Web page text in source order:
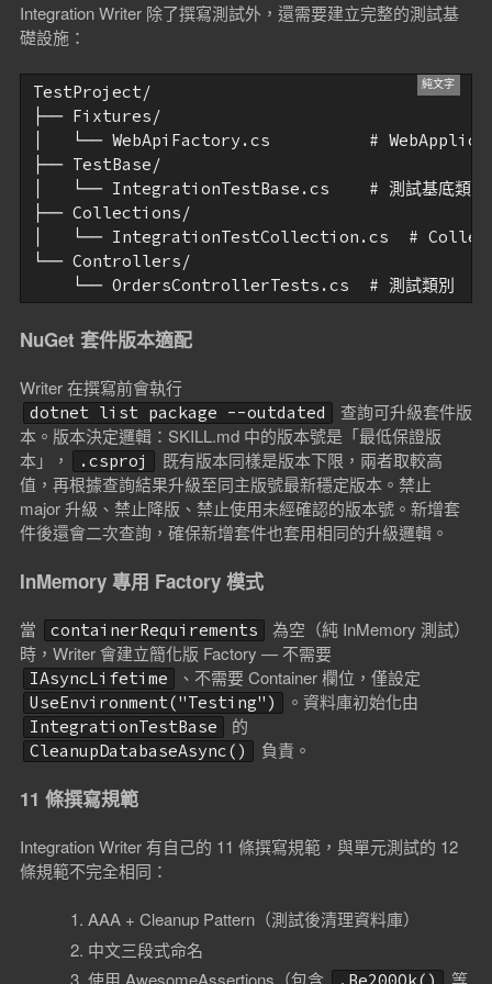
Integration Writer 除了撰寫測試外，還需要建立完整的測試基
礎設施：
TestProject/
├── Fixtures/
│   └── WebApiFactory.cs          #
├── TestBase/
│   └── IntegrationTestBase.cs    # 測試基底類別
├── Collections/
│   └── IntegrationTestCollection.cs  #
└── Controllers/
    └── OrdersControllerTests.cs  # 測試類別
NuGet 套件版本適配
Writer 在撰寫前會執行
dotnet list package --outdated
查詢可升級套件版
本。版本決定邏輯：SKILL.md 中的版本號是「最低保證版
本」，
.csproj
既有版本同樣是版本下限，兩者取較高
值，再根據查詢結果升級至同主版號最新穩定版本。禁止
major 升級、禁止降版、禁止使用未經確認的版本號。新增套
件後還會二次查詢，確保新增套件也套用相同的升級邏輯。
InMemory 專用 Factory 模式
當 containerRequirements
為空（純 InMemory 測試）
時，Writer 會建立簡化版 Factory — 不需要
IAsyncLifetime 、不需要 Container 欄位，僅設定
UseEnvironment("Testing") 。資料庫初始化由
IntegrationTestBase 的
CleanupDatabaseAsync() 負責。
11 條撰寫規範
Integration Writer 有自己的 11 條撰寫規範，與單元測試的 12
條規範不完全相同：
AAA + Cleanup Pattern（測試後清理資料庫）
中文三段式命名
使用 AwesomeAssertions（包含
等